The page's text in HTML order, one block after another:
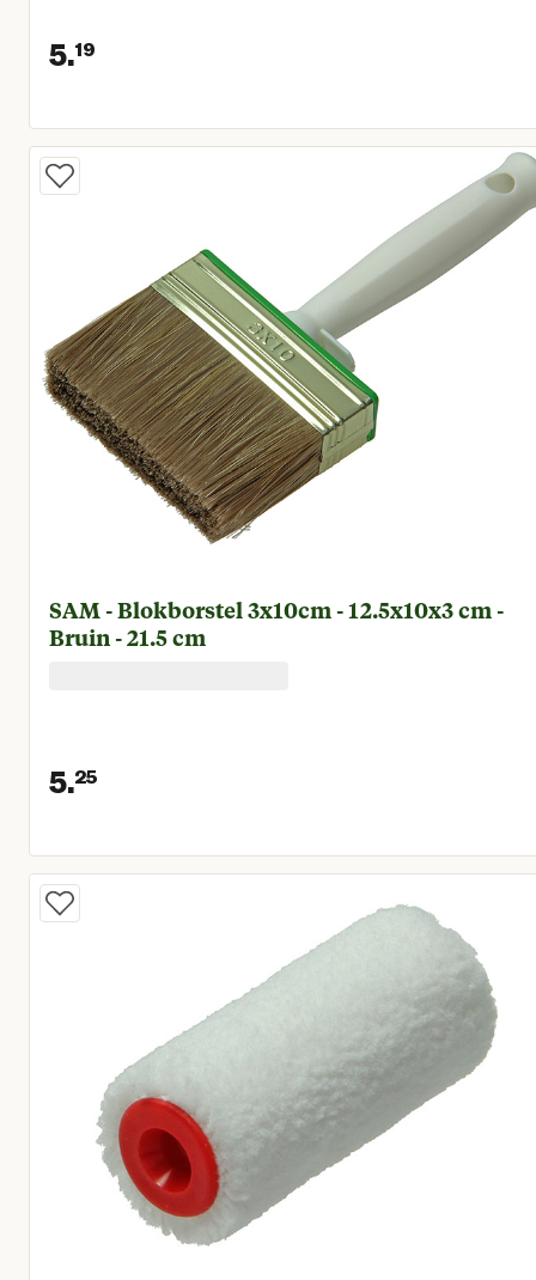
5.19
Huidige prijs € 5,19
SAM - Blokborstel 3x10cm - 12.5x10x3 cm -
Bruin - 21.5 cm
5.25
Huidige prijs € 5,25